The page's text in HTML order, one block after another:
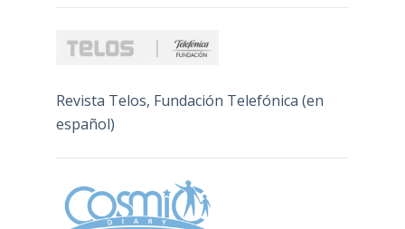
Revista Telos, Fundación Telefónica (en
español)